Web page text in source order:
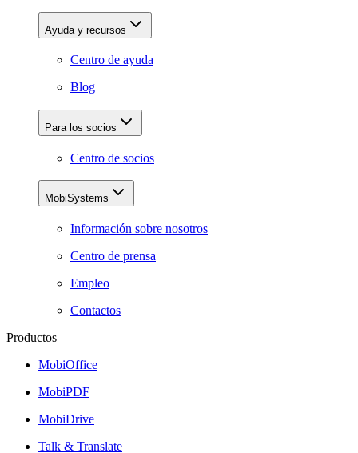
Ayuda y recursos
Centro de ayuda
Blog
Para los socios
Centro de socios
MobiSystems
Información sobre nosotros
Centro de prensa
Empleo
Contactos
Productos
MobiOffice
MobiPDF
MobiDrive
Talk & Translate